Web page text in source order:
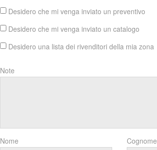
Desidero che mi venga inviato un preventivo
Desidero che mi venga inviato un catalogo
Desidero una lista dei rivenditori della mia zona
Note
Nome Cognome